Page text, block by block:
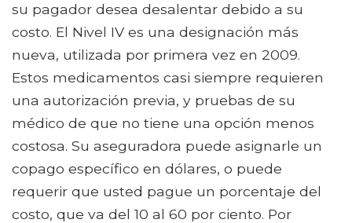
su pagador desea desalentar debido a su
costo. El Nivel IV es una designación más
nueva, utilizada por primera vez en 2009.
Estos medicamentos casi siempre requieren
una autorización previa, y pruebas de su
médico de que no tiene una opción menos
costosa. Su aseguradora puede asignarle un
copago específico en dólares, o puede
requerir que usted pague un porcentaje del
costo, que va del 10 al 60 por ciento. Por